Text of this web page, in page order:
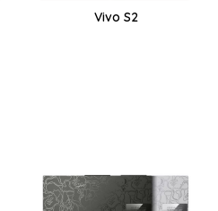
Vivo S2